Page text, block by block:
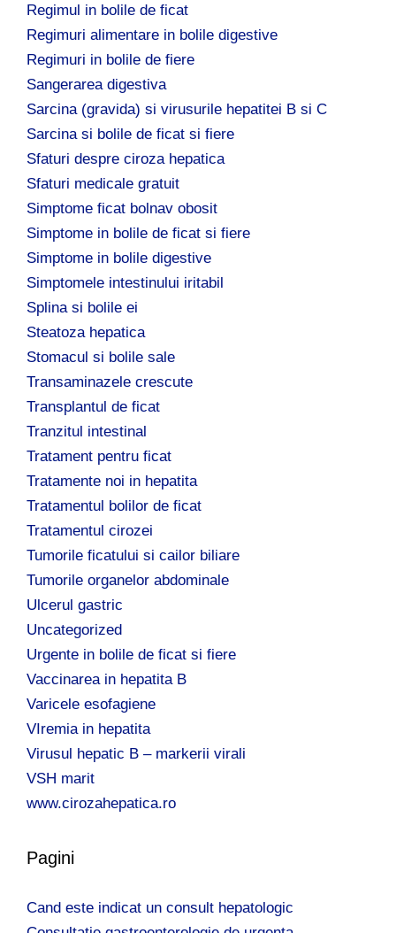
Regimul in bolile de ficat
Regimuri alimentare in bolile digestive
Regimuri in bolile de fiere
Sangerarea digestiva
Sarcina (gravida) si virusurile hepatitei B si C
Sarcina si bolile de ficat si fiere
Sfaturi despre ciroza hepatica
Sfaturi medicale gratuit
Simptome ficat bolnav obosit
Simptome in bolile de ficat si fiere
Simptome in bolile digestive
Simptomele intestinului iritabil
Splina si bolile ei
Steatoza hepatica
Stomacul si bolile sale
Transaminazele crescute
Transplantul de ficat
Tranzitul intestinal
Tratament pentru ficat
Tratamente noi in hepatita
Tratamentul bolilor de ficat
Tratamentul cirozei
Tumorile ficatului si cailor biliare
Tumorile organelor abdominale
Ulcerul gastric
Uncategorized
Urgente in bolile de ficat si fiere
Vaccinarea in hepatita B
Varicele esofagiene
VIremia in hepatita
Virusul hepatic B – markerii virali
VSH marit
www.cirozahepatica.ro
Pagini
Cand este indicat un consult hepatologic